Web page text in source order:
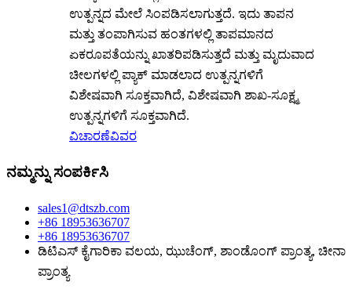
ಉತ್ಪನ್ನದ ಮೇಲೆ ಸಿಂಪಡಿಸಲಾಗುತ್ತದೆ. ಇದು ತಾಪನ
ಮತ್ತು ತಂಪಾಗಿಸುವ ಹಂತಗಳಲ್ಲಿ ತಾಪಮಾನದ
ಏಕರೂಪತೆಯನ್ನು ಖಾತರಿಪಡಿಸುತ್ತದೆ ಮತ್ತು ಮೃದುವಾದ
ಚೀಲಗಳಲ್ಲಿ ಪ್ಯಾಕ್ ಮಾಡಲಾದ ಉತ್ಪನ್ನಗಳಿಗೆ
ವಿಶೇಷವಾಗಿ ಸೂಕ್ತವಾಗಿದೆ, ವಿಶೇಷವಾಗಿ ಶಾಖ-ಸೂಕ್ಷ್ಮ
ಉತ್ಪನ್ನಗಳಿಗೆ ಸೂಕ್ತವಾಗಿದೆ.
ವಿಚಾರಣೆವಿವರ
ನಮ್ಮನ್ನು ಸಂಪರ್ಕಿಸಿ
sales1@dtszb.com
+86 18953636707
+86 18953636707
ಡಿಟಿಎಸ್ ಕೈಗಾರಿಕಾ ವಲಯ, ಝುಚೆಂಗ್, ಶಾಂಡೊಂಗ್ ಪ್ರಾಂತ್ಯ, ಚೀನಾ
ಪ್ರಾಂತ್ಯ